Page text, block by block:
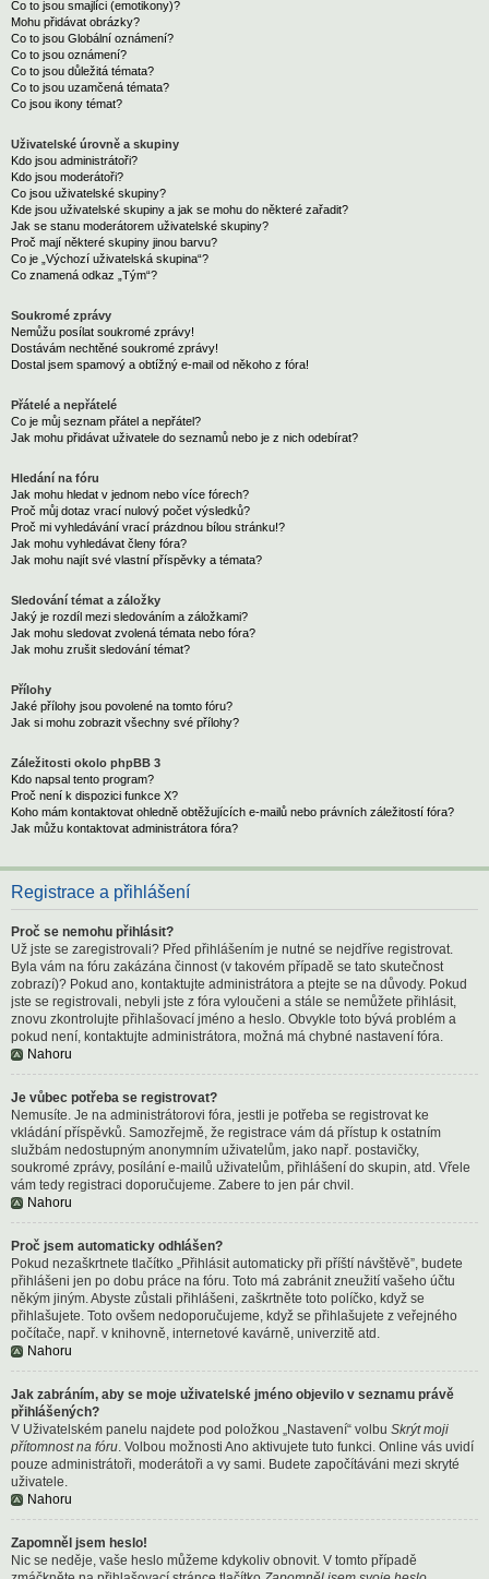
Co to jsou smajlíci (emotikony)?
Mohu přidávat obrázky?
Co to jsou Globální oznámení?
Co to jsou oznámení?
Co to jsou důležitá témata?
Co to jsou uzamčená témata?
Co jsou ikony témat?
Uživatelské úrovně a skupiny
Kdo jsou administrátoři?
Kdo jsou moderátoři?
Co jsou uživatelské skupiny?
Kde jsou uživatelské skupiny a jak se mohu do některé zařadit?
Jak se stanu moderátorem uživatelské skupiny?
Proč mají některé skupiny jinou barvu?
Co je „Výchozí uživatelská skupina“?
Co znamená odkaz „Tým“?
Soukromé zprávy
Nemůžu posílat soukromé zprávy!
Dostávám nechtěné soukromé zprávy!
Dostal jsem spamový a obtížný e-mail od někoho z fóra!
Přátelé a nepřátelé
Co je můj seznam přátel a nepřátel?
Jak mohu přidávat uživatele do seznamů nebo je z nich odebírat?
Hledání na fóru
Jak mohu hledat v jednom nebo více fórech?
Proč můj dotaz vrací nulový počet výsledků?
Proč mi vyhledávání vrací prázdnou bílou stránku!?
Jak mohu vyhledávat členy fóra?
Jak mohu najít své vlastní příspěvky a témata?
Sledování témat a záložky
Jaký je rozdíl mezi sledováním a záložkami?
Jak mohu sledovat zvolená témata nebo fóra?
Jak mohu zrušit sledování témat?
Přílohy
Jaké přílohy jsou povolené na tomto fóru?
Jak si mohu zobrazit všechny své přílohy?
Záležitosti okolo phpBB 3
Kdo napsal tento program?
Proč není k dispozici funkce X?
Koho mám kontaktovat ohledně obtěžujících e-mailů nebo právních záležitostí fóra?
Jak můžu kontaktovat administrátora fóra?
Registrace a přihlášení
Proč se nemohu přihlásit?
Už jste se zaregistrovali? Před přihlášením je nutné se nejdříve registrovat.
Byla vám na fóru zakázána činnost (v takovém případě se tato skutečnost
zobrazí)? Pokud ano, kontaktujte administrátora a ptejte se na důvody. Pokud
jste se registrovali, nebyli jste z fóra vyloučeni a stále se nemůžete přihlásit,
znovu zkontrolujte přihlašovací jméno a heslo. Obvykle toto bývá problém a
pokud není, kontaktujte administrátora, možná má chybné nastavení fóra.
Nahoru
Je vůbec potřeba se registrovat?
Nemusíte. Je na administrátorovi fóra, jestli je potřeba se registrovat ke
vkládání příspěvků. Samozřejmě, že registrace vám dá přístup k ostatním
službám nedostupným anonymním uživatelům, jako např. postavičky,
soukromé zprávy, posílání e-mailů uživatelům, přihlášení do skupin, atd. Vřele
vám tedy registraci doporučujeme. Zabere to jen pár chvil.
Nahoru
Proč jsem automaticky odhlášen?
Pokud nezaškrtnete tlačítko „Přihlásit automaticky při příští návštěvě”, budete
přihlášeni jen po dobu práce na fóru. Toto má zabránit zneužití vašeho účtu
někým jiným. Abyste zůstali přihlášeni, zaškrtněte toto políčko, když se
přihlašujete. Toto ovšem nedoporučujeme, když se přihlašujete z veřejného
počítače, např. v knihovně, internetové kavárně, univerzitě atd.
Nahoru
Jak zabráním, aby se moje uživatelské jméno objevilo v seznamu právě
přihlášených?
V Uživatelském panelu najdete pod položkou „Nastavení“ volbu Skrýt moji
přítomnost na fóru. Volbou možnosti Ano aktivujete tuto funkci. Online vás uvidí
pouze administrátoři, moderátoři a vy sami. Budete započítáváni mezi skryté
uživatele.
Nahoru
Zapomněl jsem heslo!
Nic se neděje, vaše heslo můžeme kdykoliv obnovit. V tomto případě